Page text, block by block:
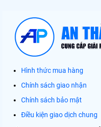
Hình thức mua hàng
Chính sách giao nhận
Chính sách bảo mật
Điều kiện giao dịch chung